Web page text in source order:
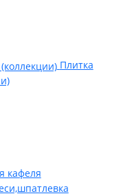
Плитка
кафеля